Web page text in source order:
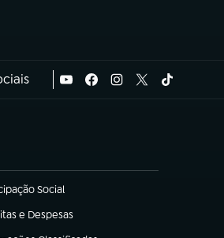
Social
em nova aba)
e Despesas
em nova aba)